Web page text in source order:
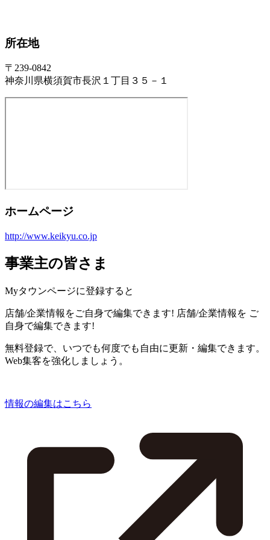
所在地
〒239-0842
神奈川県横須賀市長沢１丁目３５－１
ホームページ
http://www.keikyu.co.jp
事業主の皆さま
Myタウンページに登録すると
店舗/企業情報をご自身で編集できます! 店舗/企業情報を ご
自身で編集できます!
無料登録で、いつでも何度でも自由に更新・編集できます。
Web集客を強化しましょう。
情報の編集はこちら